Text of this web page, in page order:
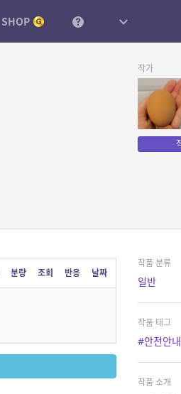
SHOP
작가
분량 조회 반응 날짜
작품 분류
일반
작품 태그
#안전안
작품 소개